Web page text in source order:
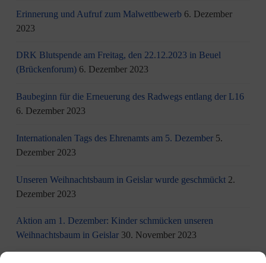
Erinnerung und Aufruf zum Malwettbewerb 6. Dezember
2023
DRK Blutspende am Freitag, den 22.12.2023 in Beuel
(Brückenforum) 6. Dezember 2023
Baubeginn für die Erneuerung des Radwegs entlang der L16
6. Dezember 2023
Internationalen Tags des Ehrenamts am 5. Dezember 5.
Dezember 2023
Unseren Weihnachtsbaum in Geislar wurde geschmückt 2.
Dezember 2023
Aktion am 1. Dezember: Kinder schmücken unseren
Weihnachtsbaum in Geislar 30. November 2023